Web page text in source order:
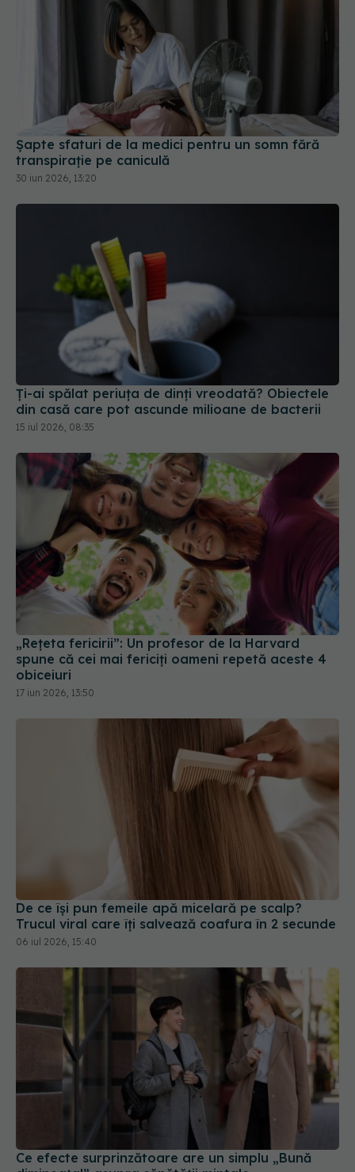
Șapte sfaturi de la medici pentru un somn fără
transpirație pe caniculă
30 iun 2026, 13:20
Ți-ai spălat periuța de dinți vreodată? Obiectele
din casă care pot ascunde milioane de bacterii
15 iul 2026, 08:35
„Rețeta fericirii”: Un profesor de la Harvard
spune că cei mai fericiți oameni repetă aceste 4
obiceiuri
17 iun 2026, 13:50
De ce își pun femeile apă micelară pe scalp?
Trucul viral care îți salvează coafura în 2 secunde
06 iul 2026, 15:40
Ce efecte surprinzătoare are un simplu „Bună